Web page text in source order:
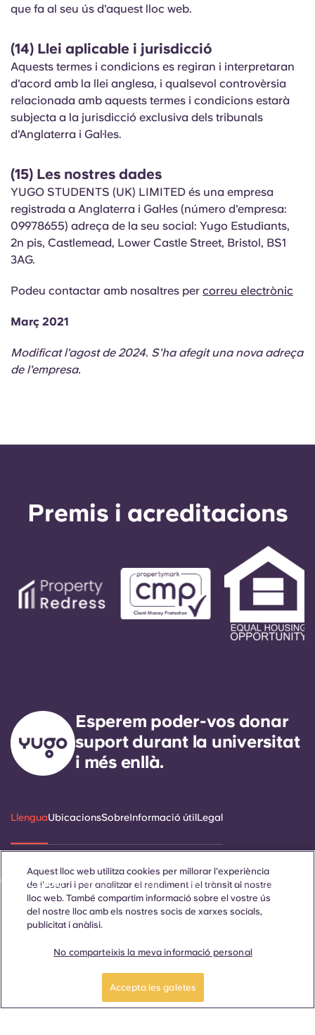
que fa al seu ús d'aquest lloc web.
(14) Llei aplicable i jurisdicció
Aquests termes i condicions es regiran i interpretaran
d'acord amb la llei anglesa, i qualsevol controvèrsia
relacionada amb aquests termes i condicions estarà
subjecta a la jurisdicció exclusiva dels tribunals
d'Anglaterra i Gal·les.
(15) Les nostres dades
YUGO STUDENTS (UK) LIMITED és una empresa
registrada a Anglaterra i Gal·les (número d'empresa:
09978655) adreça de la seu social: Yugo Estudiants,
2n pis, Castlemead, Lower Castle Street, Bristol, BS1
3AG.
Podeu contactar amb nosaltres per correu electrònic
Març 2021
Modificat l'agost de 2024. S'ha afegit una nova adreça
de l'empresa.
Premis i acreditacions
Esperem poder-vos donar
suport durant la universitat
i més enllà.
LlenguaUbicacionsSobreInformació útilLegal
Català Deutsch Italian French Portuguese
Contacta amb nosaltres
Aquest lloc web utilitza cookies per millorar l'experiència
de l'usuari i per analitzar el rendiment i el trànsit al nostre
lloc web. També compartim informació sobre el vostre ús
del nostre lloc amb els nostres socis de xarxes socials,
publicitat i anàlisi.
No comparteixis la meva informació personal
Accepta les galetes